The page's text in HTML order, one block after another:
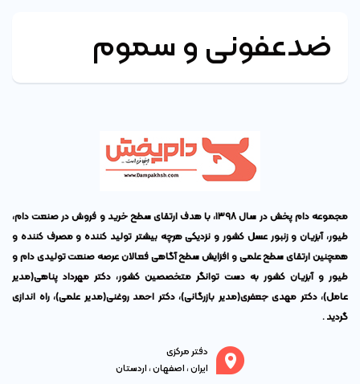
ضدعفونی و سموم
مجموعه دام پخش در سال ۱۳۹۸، با هدف ارتقای سطح خرید و فروش در صنعت دام،
طیور، آبزیان و زنبور عسل کشور و نزدیکی هرچه بیشتر تولید کننده و مصرف کننده و
همچنین ارتقای سطح علمی و افزایش سطح آگاهی فعالان عرصه صنعت تولیدی دام و
طیور و آبزیان کشور به دست توانگر متخصصین کشور، دکتر مهرداد پناهی(مدیر
عامل)،دکتر مهدی جعفری(مدیر بازرگانی)،دکتر احمد روغنی(مدیر علمی)، راه اندازی
گردید .
دفتر مرکزی
ایران ، اصفهان ، اردستان